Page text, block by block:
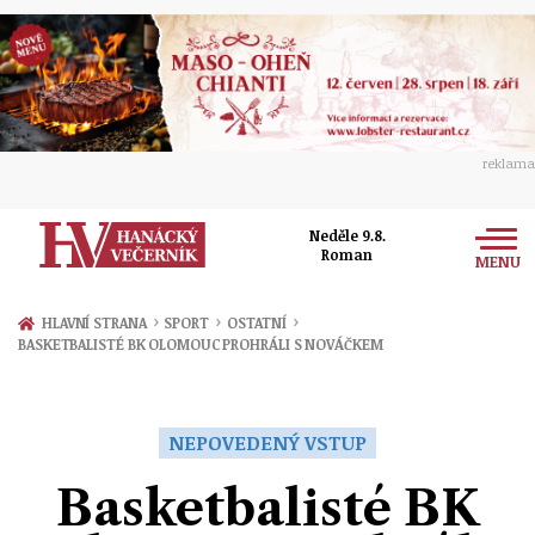
reklama
Neděle 9.8.
Roman
MENU
Zprávy
Přerov
Ekonomika
Ženy
Sport
HLAVNÍ STRANA › SPORT › OSTATNÍ ›
BASKETBALISTÉ BK OLOMOUC PROHRÁLI S NOVÁČKEM
NEPOVEDENÝ VSTUP
Basketbalisté BK